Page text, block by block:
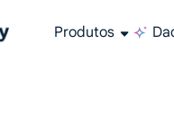
Produtos